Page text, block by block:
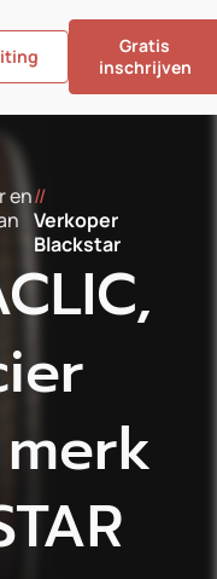
Gratis
inschrijven
en//
Verkoper
Blackstar